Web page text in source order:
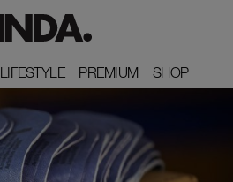
LIFESTYLE
LIFESTYLE PREMIUM
PREMIUM SHOP
SHOP